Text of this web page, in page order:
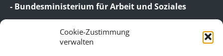
Cookie-Zustimmung
verwalten
- Bundesministerium für Arbeit und Soziales